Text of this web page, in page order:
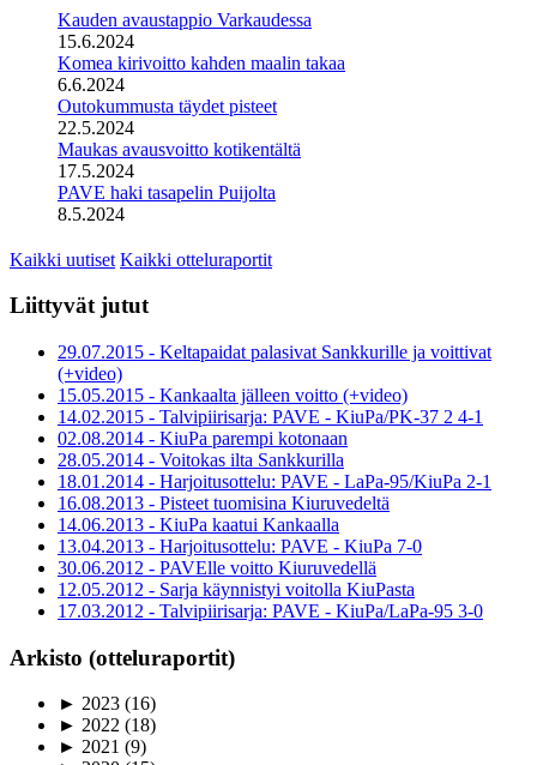
Kauden avaustappio Varkaudessa
15.6.2024
Komea kirivoitto kahden maalin takaa
6.6.2024
Outokummusta täydet pisteet
22.5.2024
Maukas avausvoitto kotikentältä
17.5.2024
PAVE haki tasapelin Puijolta
8.5.2024
Kaikki uutiset Kaikki otteluraportit
Liittyvät jutut
29.07.2015 - Keltapaidat palasivat Sankkurille ja voittivat
(+video)
15.05.2015 - Kankaalta jälleen voitto (+video)
14.02.2015 - Talvipiirisarja: PAVE - KiuPa/PK-37 2 4-1
02.08.2014 - KiuPa parempi kotonaan
28.05.2014 - Voitokas ilta Sankkurilla
18.01.2014 - Harjoitusottelu: PAVE - LaPa-95/KiuPa 2-1
16.08.2013 - Pisteet tuomisina Kiuruvedeltä
14.06.2013 - KiuPa kaatui Kankaalla
13.04.2013 - Harjoitusottelu: PAVE - KiuPa 7-0
30.06.2012 - PAVElle voitto Kiuruvedellä
12.05.2012 - Sarja käynnistyi voitolla KiuPasta
17.03.2012 - Talvipiirisarja: PAVE - KiuPa/LaPa-95 3-0
Arkisto (otteluraportit)
► 2023 (16)
► 2022 (18)
► 2021 (9)